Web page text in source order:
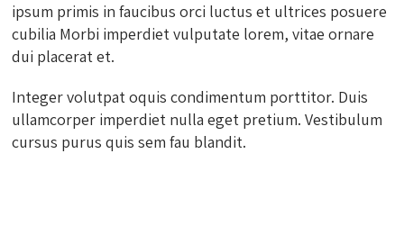
ipsum primis in faucibus orci luctus et ultrices posuere
cubilia Morbi imperdiet vulputate lorem, vitae ornare
dui placerat et.
Integer volutpat oquis condimentum porttitor. Duis
ullamcorper imperdiet nulla eget pretium. Vestibulum
cursus purus quis sem fau blandit.